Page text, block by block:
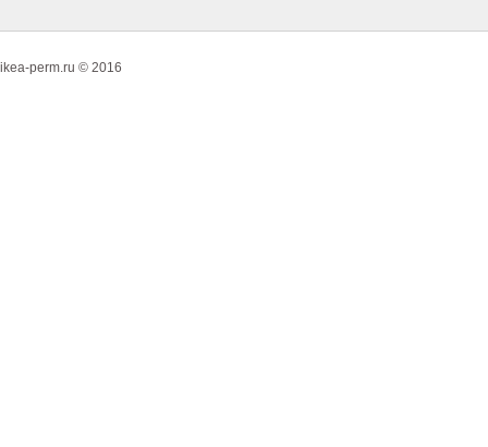
ikea-perm.ru © 2016